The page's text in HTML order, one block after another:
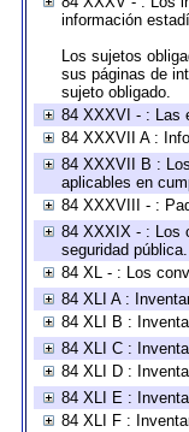
información
Los sujetos
sus páginas de
sujeto obligado.
84 XXXVI - : Las
84 XXXVII A :
84 XXXVII B :
aplicables en
84 XXXVIII - :
84 XXXIX - : Los
seguridad pública.
84 XL - : Los
84 XLI A :
84 XLI B :
84 XLI C :
84 XLI D :
84 XLI E :
84 XLI F :